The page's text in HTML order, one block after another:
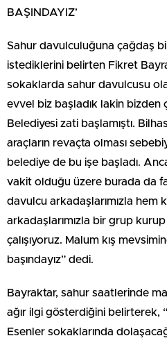
BAŞINDAYIZ’
Sahur davulculuğuna çağdaş
istediklerini belirten Fikret
sokaklarda sahur davulcusu
evvel biz başladık lakin bizden
Belediyesi zati başlamıştı.
araçların revaçta olması
belediye de bu işe başladı.
vakit olduğu üzere burada da
davulcu arkadaşlarımızla hem
arkadaşlarımızla bir grup
çalışıyoruz. Malum kış
başındayız” dedi.
Bayraktar, sahur saatlerinde
ağır ilgi gösterdiğini belirterek,
Esenler sokaklarında